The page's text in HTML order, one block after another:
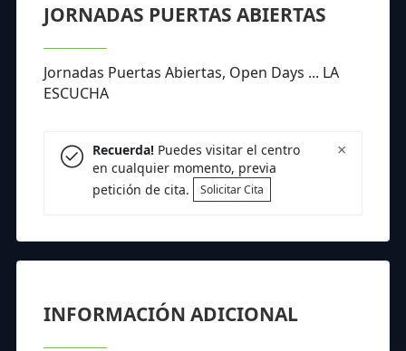
JORNADAS PUERTAS ABIERTAS
Jornadas Puertas Abiertas, Open Days ... LA
ESCUCHA
×
Recuerda!Puedes visitar el centro
en cualquier momento, previa
petición de cita.
Solicitar Cita
INFORMACIÓN ADICIONAL